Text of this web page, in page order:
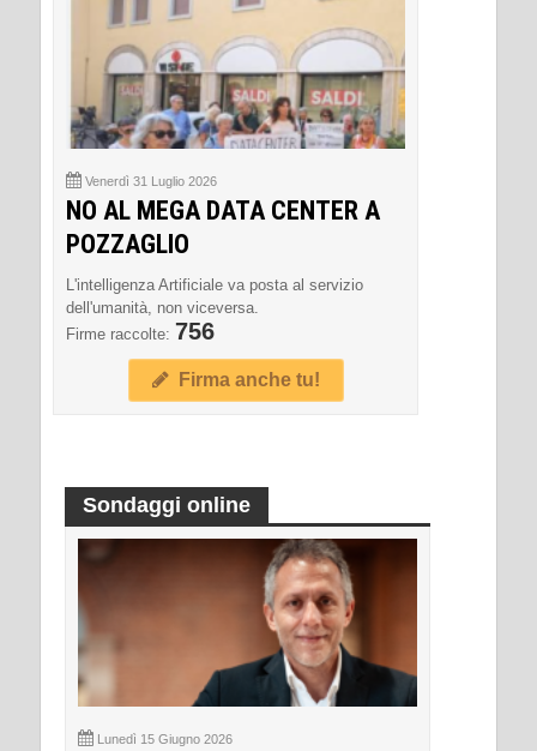
Venerdì 31 Luglio 2026
NO AL MEGA DATA CENTER A
POZZAGLIO
L'intelligenza Artificiale va posta al servizio
dell'umanità, non viceversa.
Firme raccolte: 756
Firma anche tu!
Sondaggi online
Lunedì 15 Giugno 2026